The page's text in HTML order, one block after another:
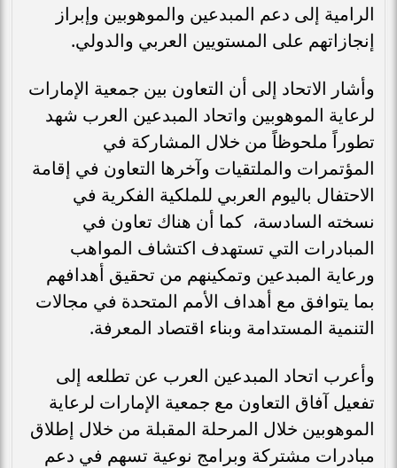
الرامية إلى دعم المبدعين والموهوبين وإبراز
إنجازاتهم على المستويين العربي والدولي.
وأشار الاتحاد إلى أن التعاون بين جمعية الإمارات
لرعاية الموهوبين واتحاد المبدعين العرب شهد
تطوراً ملحوظاً من خلال المشاركة في
المؤتمرات والملتقيات وآخرها التعاون في إقامة
الاحتفال باليوم العربي للملكية الفكرية في
نسخته السادسة، كما أن هناك تعاون في
المبادرات التي تستهدف اكتشاف المواهب
ورعاية المبدعين وتمكينهم من تحقيق أهدافهم
بما يتوافق مع أهداف الأمم المتحدة في مجالات
التنمية المستدامة وبناء اقتصاد المعرفة.
وأعرب اتحاد المبدعين العرب عن تطلعه إلى
تفعيل آفاق التعاون مع جمعية الإمارات لرعاية
الموهوبين خلال المرحلة المقبلة من خلال إطلاق
مبادرات مشتركة وبرامج نوعية تسهم في دعم